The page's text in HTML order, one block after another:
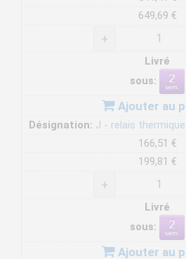
649,69 €
+
Livré
sous:
Ajouter au
Désignation: J - relais
166,51 €
199,81 €
+
Livré
sous:
Ajouter au